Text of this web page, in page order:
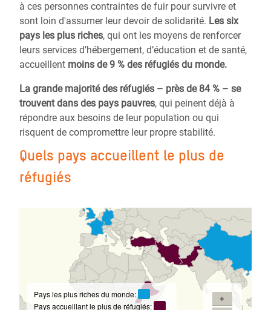
à ces personnes contraintes de fuir pour survivre et
sont loin d'assumer leur devoir de solidarité. Les six
pays les plus riches, qui ont les moyens de renforcer
leurs services d’hébergement, d’éducation et de santé,
accueillent moins de 9 % des réfugiés du monde.
La grande majorité des réfugiés – près de 84 % – se
trouvent dans des pays pauvres, qui peinent déjà à
répondre aux besoins de leur population ou qui
risquent de compromettre leur propre stabilité.
Quels pays accueillent le plus de
réfugiés